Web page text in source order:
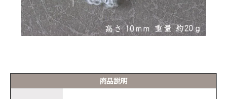
商品説明